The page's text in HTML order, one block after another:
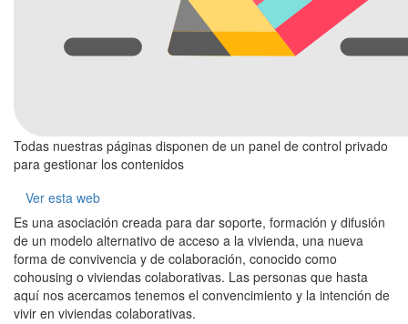
Todas nuestras páginas disponen de un panel de control privado
para gestionar los contenidos
Ver esta web
Es una asociación creada para dar soporte, formación y difusión
de un modelo alternativo de acceso a la vivienda, una nueva
forma de convivencia y de colaboración, conocido como
cohousing o viviendas colaborativas. Las personas que hasta
aquí nos acercamos tenemos el convencimiento y la intención de
vivir en viviendas colaborativas.